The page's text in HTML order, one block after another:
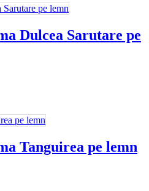
Dulcea Sarutare pe
Tanguirea pe lemn